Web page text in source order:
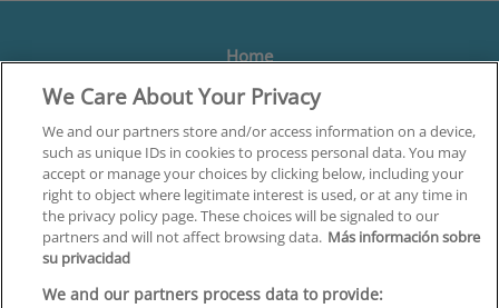
Home
Formación
Centros
Orientación
Quiénes somos
Contacta
Aviso Legal
We Care About Your Privacy
We and our partners store and/or access information on a device,
such as unique IDs in cookies to process personal data. You may
accept or manage your choices by clicking below, including your
right to object where legitimate interest is used, or at any time in
the privacy policy page. These choices will be signaled to our
partners and will not affect browsing data. Más información sobre
su privacidad
We and our partners process data to provide: